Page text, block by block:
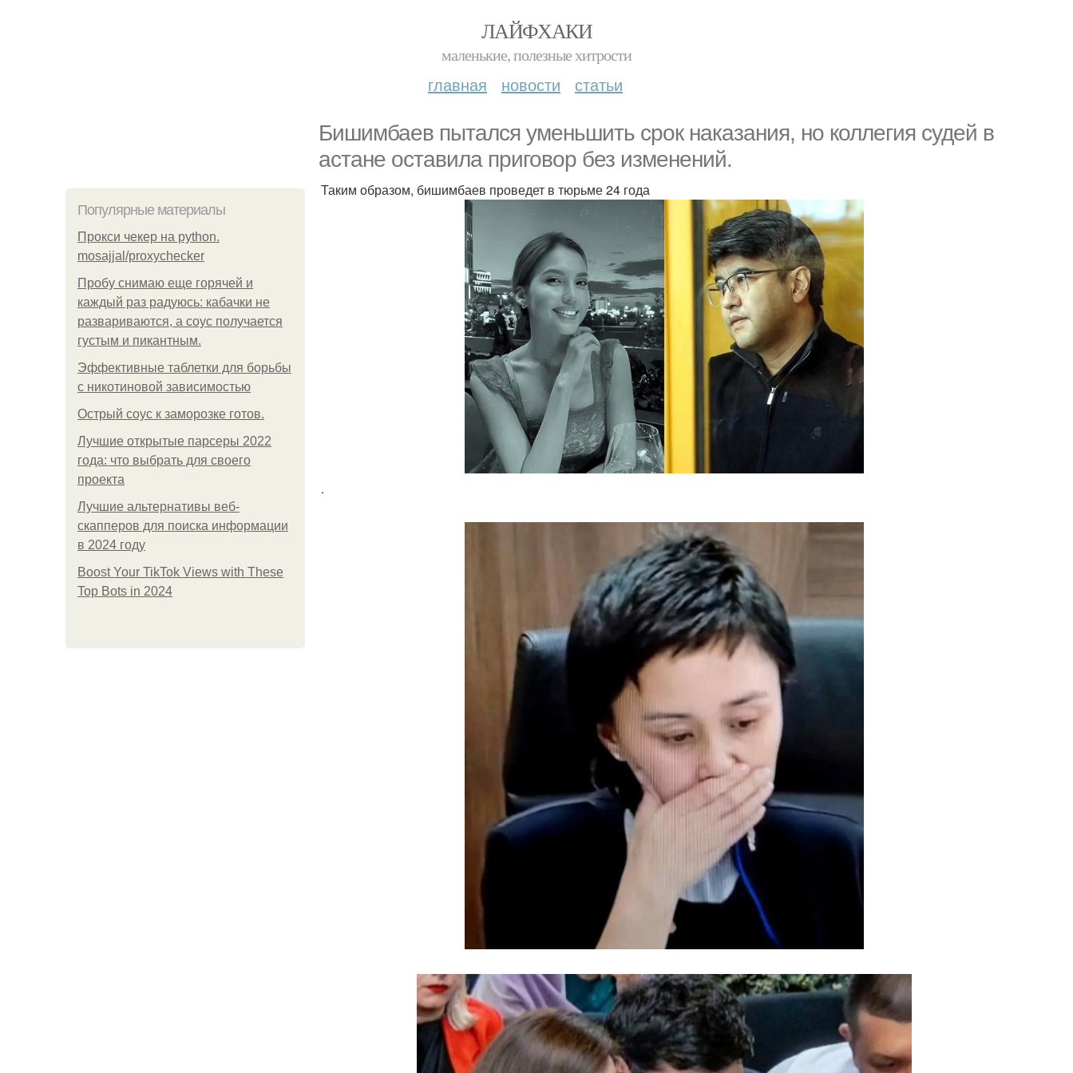
ЛАЙФХАКИ
маленькие, полезные хитрости
главная новости статьи
Бишимбаев пытался уменьшить срок наказания, но коллегия судей в
астане оставила приговор без изменений.
Популярные материалы
Прокси чекер на python.
mosajjal/proxychecker
Пробу снимаю еще горячей и
каждый раз радуюсь: кабачки не
развариваются, а соус получается
густым и пикантным.
Эффективные таблетки для борьбы
с никотиновой зависимостью
Острый соус к заморозке готов.
Лучшие открытые парсеры 2022
года: что выбрать для своего
проекта
Лучшие альтернативы веб-
скапперов для поиска информации
в 2024 году
Boost Your TikTok Views with These
Top Bots in 2024
Таким образом, бишимбаев проведет в тюрьме 24 года
.